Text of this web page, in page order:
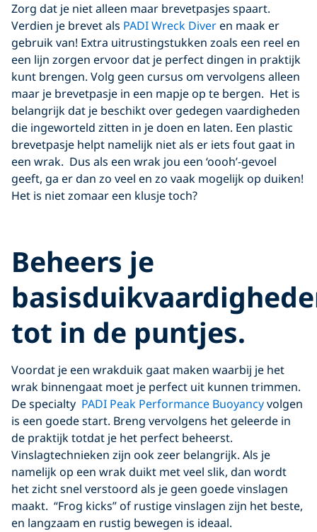
Zorg dat je niet alleen maar brevetpasjes spaart.
Verdien je brevet als PADI Wreck Diveren maak er
gebruik van! Extra uitrustingstukken zoals een reel en
een lijn zorgen ervoor dat je perfect dingen in praktijk
kunt brengen. Volg geen cursus om vervolgens alleen
maar je brevetpasje in een mapje op te bergen. Het is
belangrijk dat je beschikt over gedegen vaardigheden
die ingeworteld zitten in je doen en laten. Een plastic
brevetpasje helpt namelijk niet als er iets fout gaat in
een wrak. Dus als een wrak jou een ‘oooh’-gevoel
geeft, ga er dan zo veel en zo vaak mogelijk op duiken!
Het is niet zomaar een klusje toch?
Beheers je
tot in de puntjes.
Voordat je een wrakduik gaat maken waarbij je het
wrak binnengaat moet je perfect uit kunnen trimmen.
De specialty PADI Peak Performance Buoyancyvolgen
is een goede start. Breng vervolgens het geleerde in
de praktijk totdat je het perfect beheerst.
Vinslagtechnieken zijn ook zeer belangrijk. Als je
namelijk op een wrak duikt met veel slik, dan wordt
het zicht snel verstoord als je geen goede vinslagen
maakt. “Frog kicks” of rustige vinslagen zijn het beste,
en langzaam en rustig bewegen is ideaal.